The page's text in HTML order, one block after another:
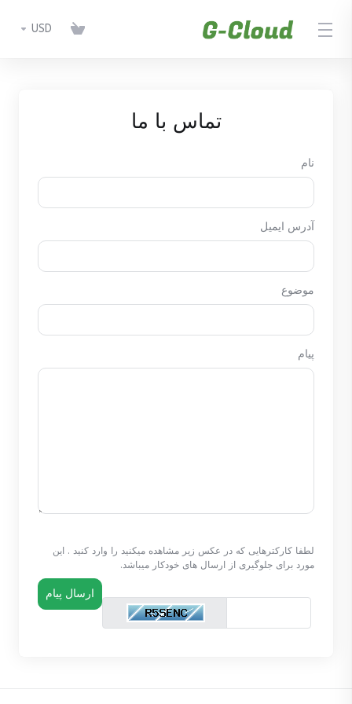
USD
تماس با ما
نام
آدرس ایمیل
موضوع
پیام
لطفا کارکترهایی که در عکس زیر مشاهده میکنید را وارد کنید . این
مورد برای جلوگیری از ارسال های خودکار میباشد.
ارسال پیام